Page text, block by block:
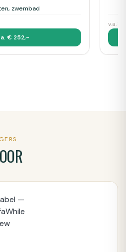
zwembad
€ 252,-
v.a.